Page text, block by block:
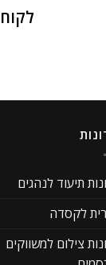
תיעוד לנהגים
לקסדה
צילום למשווקים